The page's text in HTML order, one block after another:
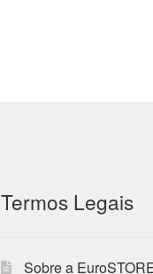
Termos Legais
Sobre a